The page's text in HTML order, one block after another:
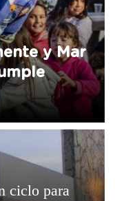
y Mar
ciclo para